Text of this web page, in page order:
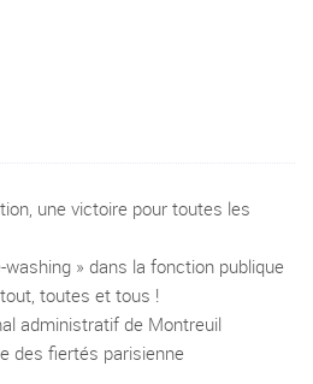
une victoire pour toutes les
» dans la fonction publique
toutes et tous !
administratif de Montreuil
des fiertés parisienne